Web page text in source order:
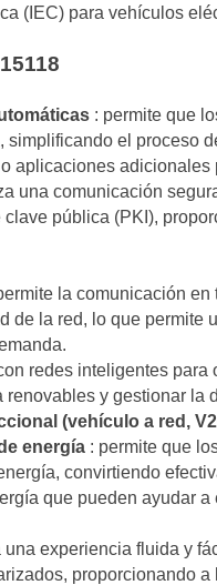
(IEC) para vehículos
: permite que
simplificando el proceso
aplicaciones adicionales
una comunicación
pública (PKI),
la comunicación en
de la red, lo que permite
redes inteligentes para
y gestionar la
(vehículo a red,
energía: permite que
convirtiendo
que pueden ayudar a
experiencia fluida y
proporcionando